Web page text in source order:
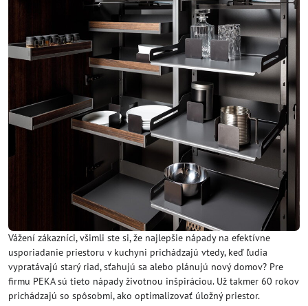
Vážení zákazníci, všimli ste si, že najlepšie nápady na efektívne
usporiadanie priestoru v kuchyni prichádzajú vtedy, keď ľudia
vypratávajú starý riad, sťahujú sa alebo plánujú nový domov? Pre
firmu PEKA sú tieto nápady životnou inšpiráciou. Už takmer 60 rokov
prichádzajú so spôsobmi, ako optimalizovať úložný priestor.